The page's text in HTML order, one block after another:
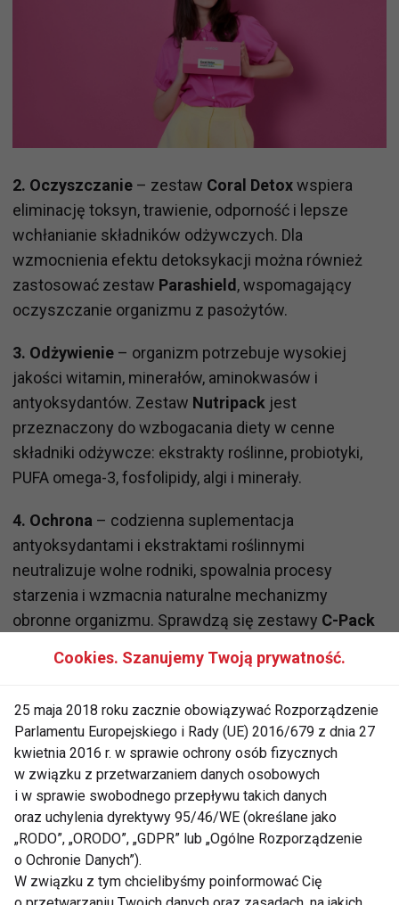
2. Oczyszczanie – zestaw Coral Detoxwspiera
eliminację toksyn, trawienie, odporność i lepsze
wchłanianie składników odżywczych. Dla
wzmocnienia efektu detoksykacji można również
zastosować zestaw Parashield , wspomagający
oczyszczanie organizmu z pasożytów.
3. Odżywienie – organizm potrzebuje wysokiej
jakości witamin, minerałów, aminokwasów i
antyoksydantów. Zestaw Nutripack jest
przeznaczony do wzbogacania diety w cenne
składniki odżywcze: ekstrakty roślinne, probiotyki,
PUFA omega-3, fosfolipidy, algi i minerały.
4. Ochrona – codzienna suplementacja
antyoksydantami i ekstraktami roślinnymi
neutralizuje wolne rodniki, spowalnia procesy
starzenia i wzmacnia naturalne mechanizmy
obronne organizmu. Sprawdzą się zestawy C-Pack
Każda metamorfoza zaczyna się od decyzji.
Inwestując w zdrowie dziś, budujesz fundament
lepszego samopoczucia i wyglądu w przyszłości.
ZDROWIE SUPLEMENTY DIETY
AKTUALNOŚCI
Cookies. Szanujemy Twoją prywatność.
25 maja 2018 roku zacznie obowiązywać Rozporządzenie
Parlamentu Europejskiego i Rady (UE) 2016/679 z dnia 27
kwietnia 2016 r. w sprawie ochrony osób fizycznych
w związku z przetwarzaniem danych osobowych
i w sprawie swobodnego przepływu takich danych
oraz uchylenia dyrektywy 95/46/WE (określane jako
„RODO”, „ORODO”, „GDPR” lub „Ogólne Rozporządzenie
o Ochronie Danych”).
W związku z tym chcielibyśmy poinformować Cię